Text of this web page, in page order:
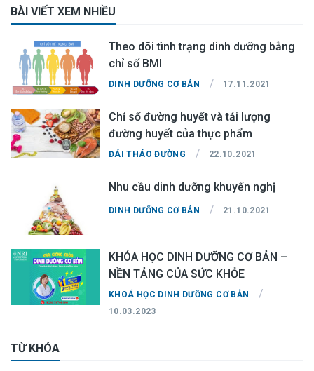
BÀI VIẾT XEM NHIỀU
Theo dõi tình trạng dinh dưỡng bằng
chỉ số BMI
DINH DƯỠNG CƠ BẢN / 17.11.2021
Chỉ số đường huyết và tải lượng
đường huyết của thực phẩm
ĐÁI THÁO ĐƯỜNG / 22.10.2021
Nhu cầu dinh dưỡng khuyến nghị
DINH DƯỠNG CƠ BẢN / 21.10.2021
KHÓA HỌC DINH DƯỠNG CƠ BẢN –
NỀN TẢNG CỦA SỨC KHỎE
KHOÁ HỌC DINH DƯỠNG CƠ BẢN /
10.03.2023
TỪ KHÓA